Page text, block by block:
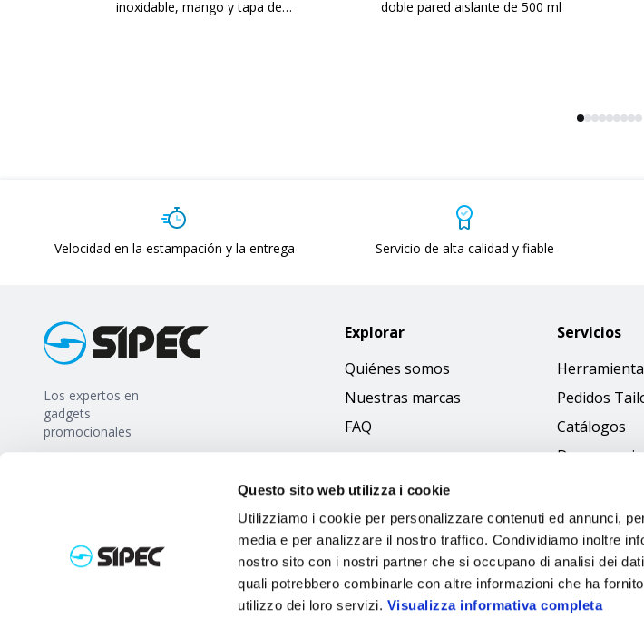
Questo sito web utilizza i cookie
Utilizziamo i cookie per personalizzare contenuti ed annunci,
media e per analizzare il nostro traffico. Condividiamo inoltre
nostro sito con i nostri partner che si occupano di analisi dei
quali potrebbero combinarle con altre informazioni che ha
utilizzo dei loro servizi. Visualizza informativa completa
inoxidable, mango y tapa de
doble pared aislante de 500 ml
Velocidad en la estampación y la entrega Servicio de alta calidad y fiable
Los expertos en
gadgets
promocionales
Explorar
Quiénes somos
Nuestras marcas
FAQ
Servicios
Pedidos
Catálogos
Descargar